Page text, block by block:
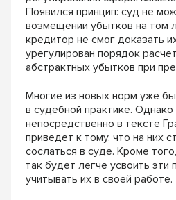
Появился принцип: суд не
возмещении убытков на том
кредитор не смог доказать
урегулирован порядок
абстрактных убытков при
Многие из новых норм уже
в судебной практике.
непосредственно в тексте
приведет к тому, что на них
сослаться в суде. Кроме
так будет легче усвоить эти
учитывать их в своей работе.